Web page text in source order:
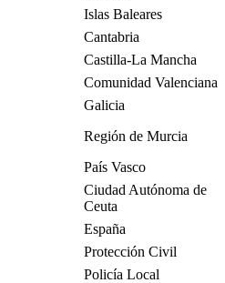
Islas Baleares
Cantabria
Castilla-La Mancha
Comunidad Valenciana
Galicia
Región de Murcia
País Vasco
Ciudad Autónoma de
Ceuta
España
Protección Civil
Policía Local